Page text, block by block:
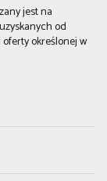
jest na
od
określonej w